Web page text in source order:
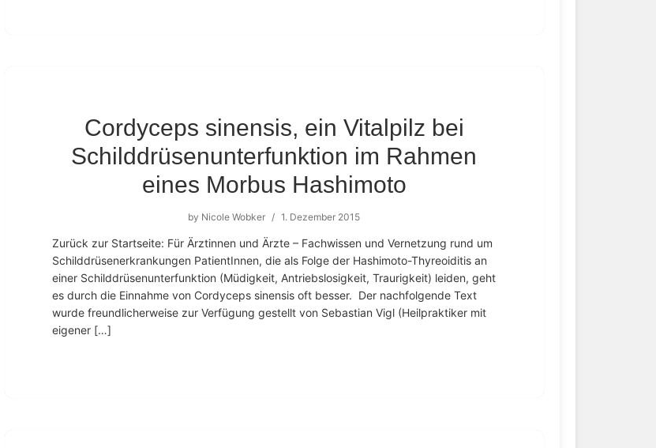
Cordyceps sinensis, ein Vitalpilz bei
Schilddrüsenunterfunktion im Rahmen
eines Morbus Hashimoto
by Nicole Wobker / 1. Dezember 2015
Zurück zur Startseite: Für Ärztinnen und Ärzte – Fachwissen und Vernetzung rund um
Schilddrüsenerkrankungen PatientInnen, die als Folge der Hashimoto-Thyreoiditis an
einer Schilddrüsenunterfunktion (Müdigkeit, Antriebslosigkeit, Traurigkeit) leiden, geht
es durch die Einnahme von Cordyceps sinensis oft besser. Der nachfolgende Text
wurde freundlicherweise zur Verfügung gestellt von Sebastian Vigl (Heilpraktiker mit
eigener […]